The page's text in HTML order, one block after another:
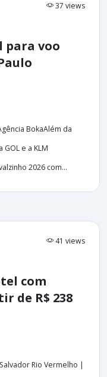
37 views
para voo
BokaAlém da
e a KLM
2026 com...
41 views
com
de R$ 238
Rio Vermelho |